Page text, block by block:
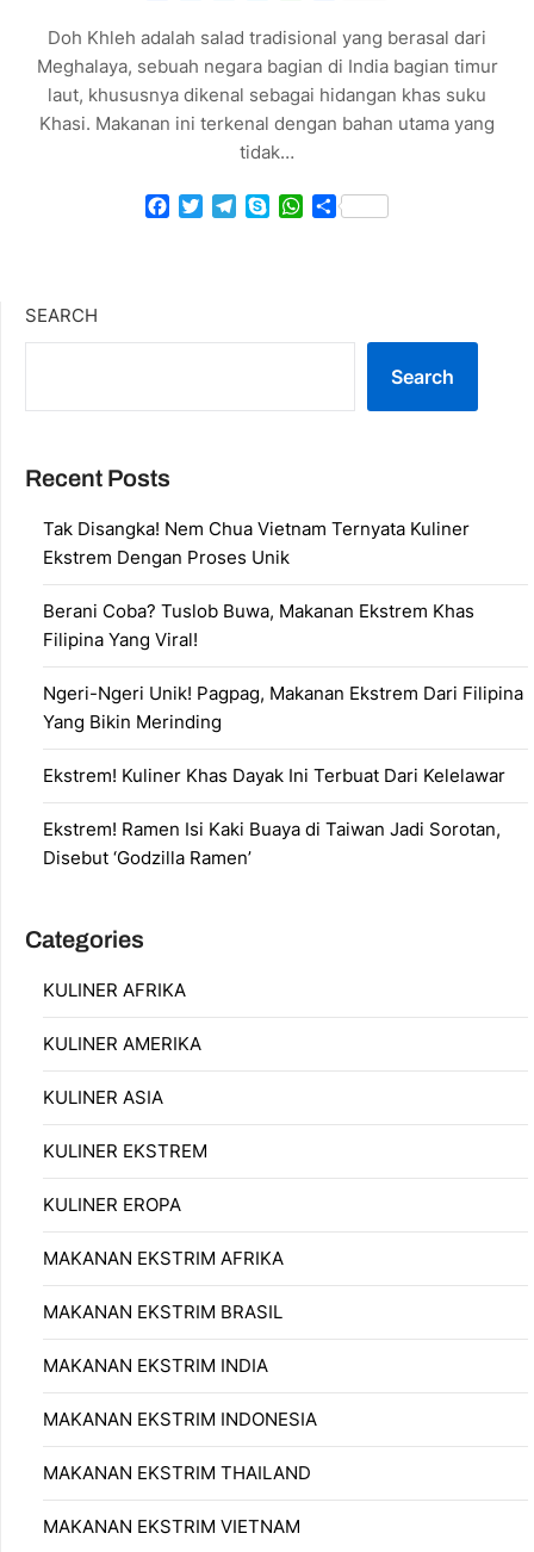
Doh Khleh adalah salad tradisional yang berasal dari
Meghalaya, sebuah negara bagian di India bagian timur
laut, khususnya dikenal sebagai hidangan khas suku
Khasi. Makanan ini terkenal dengan bahan utama yang
tidak…
Facebook
TwitterTelegram
SkypeWhatsApp
Share
SEARCH
Search
Recent Posts
Tak Disangka! Nem Chua Vietnam Ternyata Kuliner
Ekstrem Dengan Proses Unik
Berani Coba? Tuslob Buwa, Makanan Ekstrem Khas
Filipina Yang Viral!
Ngeri-Ngeri Unik! Pagpag, Makanan Ekstrem Dari Filipina
Yang Bikin Merinding
Ekstrem! Kuliner Khas Dayak Ini Terbuat Dari Kelelawar
Ekstrem! Ramen Isi Kaki Buaya di Taiwan Jadi Sorotan,
Disebut ‘Godzilla Ramen’
Categories
KULINER AFRIKA
KULINER AMERIKA
KULINER ASIA
KULINER EKSTREM
KULINER EROPA
MAKANAN EKSTRIM AFRIKA
MAKANAN EKSTRIM BRASIL
MAKANAN EKSTRIM INDIA
MAKANAN EKSTRIM INDONESIA
MAKANAN EKSTRIM THAILAND
MAKANAN EKSTRIM VIETNAM